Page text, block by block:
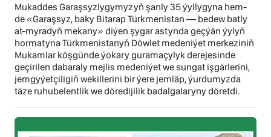
Mukaddes Garaşsyzlygymyzyň şanly 35 ýyllygyna hem-
de «Garaşsyz, baky Bitarap Türkmenistan — bedew batly
at-myradyň mekany» diýen şygar astynda geçýän ýylyň
hormatyna Türkmenistanyň Döwlet medeniýet merkeziniň
Mukamlar köşgünde ýokary guramaçylyk derejesinde
geçirilen dabaraly mejlis medeniýet we sungat işgärlerini,
jemgyýetçiligiň wekillerini bir ýere jemläp, ýurdumyzda
täze ruhubelentlik we döredijilik badalgalaryny döretdi.